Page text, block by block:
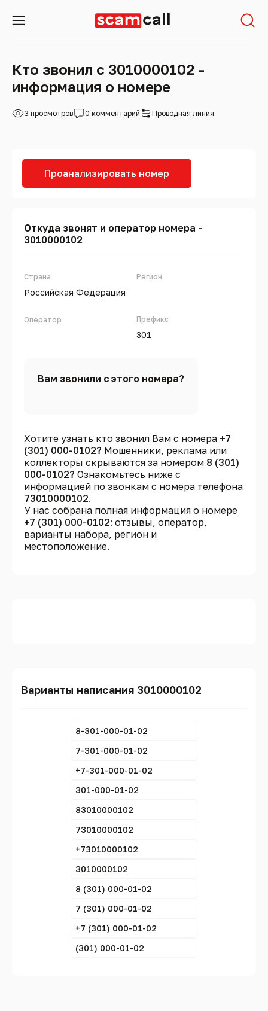
Кто звонил с 3010000102 -
информация о номере
3 просмотров 0 комментарий Проводная линия
Проанализировать номер
Откуда звонят и оператор номера -
3010000102
Страна
Российская Федерация
Оператор
Регион
Префикс
301
Вам звонили с этого номера?
Хотите узнать кто звонил Вам с номера +7
(301) 000-0102? Мошенники, реклама или
коллекторы скрываются за номером 8 (301)
000-0102? Ознакомьтесь ниже с
информацией по звонкам с номера телефона
73010000102.
У нас собрана полная информация о номере
+7 (301) 000-0102: отзывы, оператор,
варианты набора, регион и
местоположение.
Варианты написания 3010000102
8-301-000-01-02
7-301-000-01-02
+7-301-000-01-02
301-000-01-02
83010000102
73010000102
+73010000102
3010000102
8 (301) 000-01-02
7 (301) 000-01-02
+7 (301) 000-01-02
(301) 000-01-02